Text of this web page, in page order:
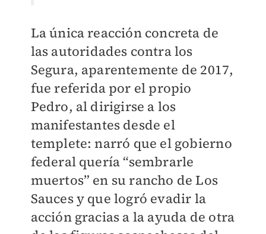
La única reacción concreta de
las autoridades contra los
Segura, aparentemente de 2017,
fue referida por el propio
Pedro, al dirigirse a los
manifestantes desde el
templete: narró que el gobierno
federal quería “sembrarle
muertos” en su rancho de Los
Sauces y que logró evadir la
acción gracias a la ayuda de otra